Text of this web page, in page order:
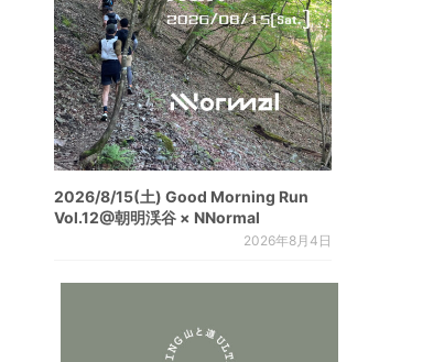
2026/8/15(土) Good Morning Run
Vol.12@朝明渓谷 × NNormal
2026年8月4日